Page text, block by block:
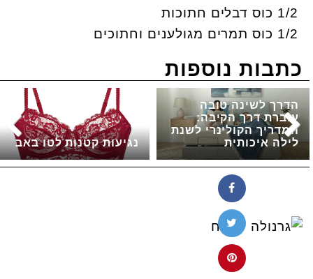
1/2 כוס דבלים חתוכות
1/2 כוס תמרים מגולענים וחתוכים
כתבות נוספות
נגיעות קטנות לטו באב
הדרך לשינה טובה
עוברת דרך הקיבה:
המדריך הקולינרי לשנת
לילה איכותית